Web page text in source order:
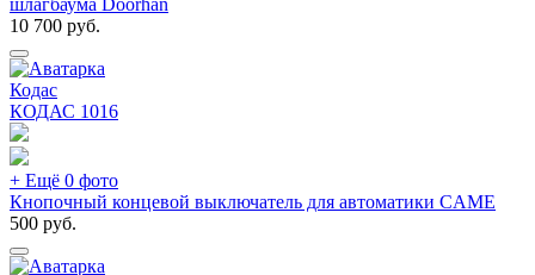
10 700 руб.
Кодас
КОДАС 1016
+ Ещё 0 фото
Кнопочный концевой выключатель для автоматики CAME
500 руб.